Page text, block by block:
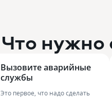
Что нужно
Вызовите аварийные
службы
Это первое, что надо сделать